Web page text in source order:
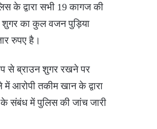
के द्वारा सभी 19 कागज की
शुगर का कुल वजन पुड़िया
रुपए है।
से ब्राउन शुगर रखने पर
आरोपी तकीम खान के द्वारा
संबंध में पुलिस की जांच जारी